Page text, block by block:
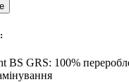
BS GRS: 100%